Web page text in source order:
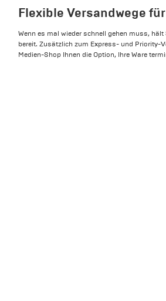
Flexible Versandwege
Wenn es mal wieder schnell gehen muss,
bereit. Zusätzlich zum Express- und Priority-
Medien-Shop Ihnen die Option, Ihre Ware